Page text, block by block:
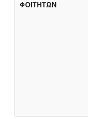
ΦΟΙΤΗΤΩΝ